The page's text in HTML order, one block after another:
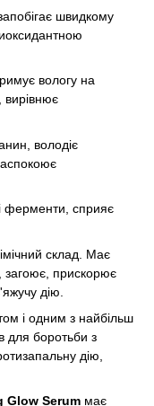
швидкому
вологу на
вирівнює
володіє
ферменти, сприяє
склад. Має
загоює, прискорює
дію.
і одним з найбільш
для боротьби з
дію,
Glow Serum має